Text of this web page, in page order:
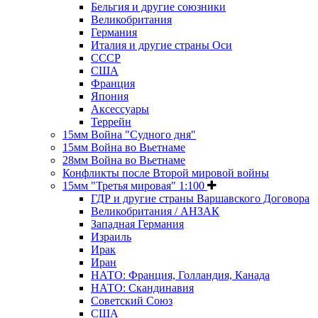
Бельгия и другие союзники
Великобритания
Германия
Италия и другие страны Оси
СССР
США
Франция
Япония
Аксессуары
Террейн
15мм Война "Судного дня"
15мм Война во Вьетнаме
28мм Война во Вьетнаме
Конфликты после Второй мировой войны
15мм "Третья мировая" 1:100
ГДР и другие страны Варшавского Договора
Великобритания / АНЗАК
Западная Германия
Израиль
Ирак
Иран
НАТО: Франция, Голландия, Канада
НАТО: Скандинавия
Советский Союз
США